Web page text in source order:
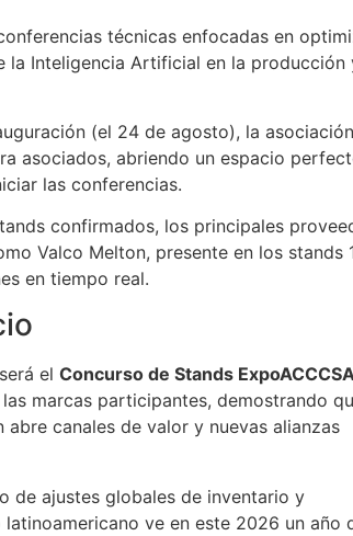
técnicas enfocadas en
Inteligencia Artificial en la producción
(el 24 de agosto), la asociación
asociados, abriendo un espacio
las conferencias.
confirmados, los principales
Valco Melton, presente en los stands
en tiempo real.
el Concurso de Stands
marcas participantes, demostrando
canales de valor y nuevas alianzas
de ajustes globales de inventario y
ve en este 2026 un año